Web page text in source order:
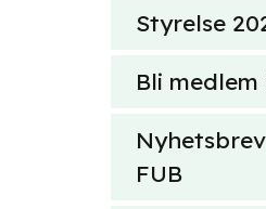
Styrelse
Bli medlem
FUB